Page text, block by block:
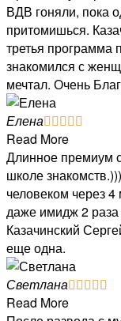
ВДВ гоняли, пока
притомишься.
третья программа
знакомился с
мечтал. Очень
Елена    
Read More
Длинное премиум
школе
человеком через
даже имидж 2
Казачинский
еще одна.
Светлана    
Read More